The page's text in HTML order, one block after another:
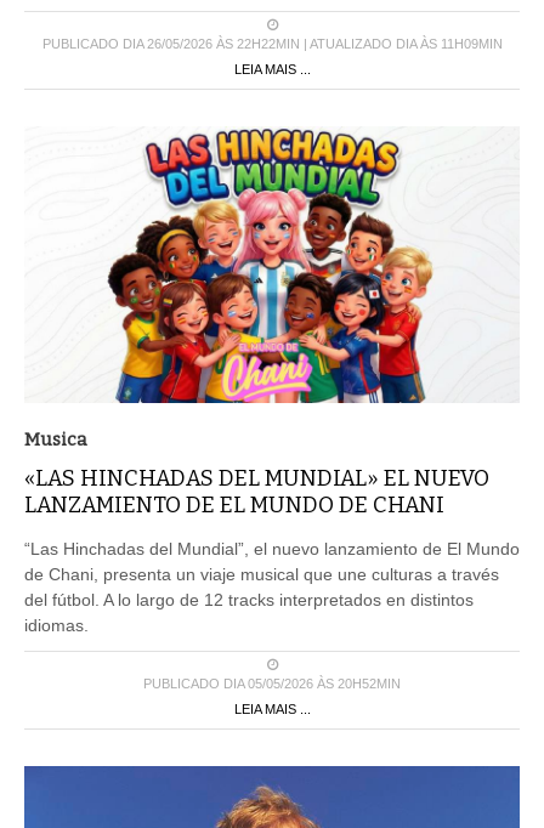
PUBLICADO DIA 26/05/2026 ÀS 22H22MIN | ATUALIZADO DIA ÀS 11H09MIN
LEIA MAIS ...
Musica
«LAS HINCHADAS DEL MUNDIAL» EL NUEVO
LANZAMIENTO DE EL MUNDO DE CHANI
“Las Hinchadas del Mundial”, el nuevo lanzamiento de El Mundo
de Chani, presenta un viaje musical que une culturas a través
del fútbol. A lo largo de 12 tracks interpretados en distintos
idiomas.
PUBLICADO DIA 05/05/2026 ÀS 20H52MIN
LEIA MAIS ...